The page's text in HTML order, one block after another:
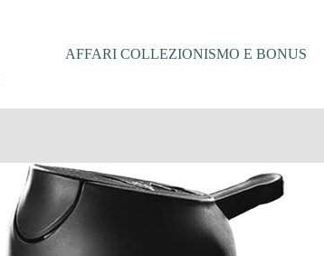
AFFARI COLLEZIONISMO E BONUS